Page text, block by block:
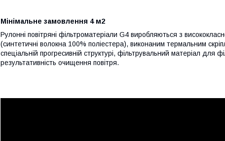
Мінімальне замовлення 4 м2
Рулонні повітряні фільтроматеріали G4 виробляються з
(синтетичні волокна 100% поліестера), виконаним термальним
спеціальній прогресивній структурі, фільтрувальний матеріал для
результативність очищення повітря.